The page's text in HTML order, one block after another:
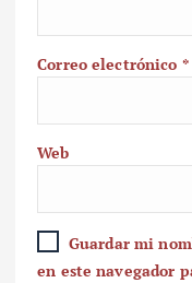
Correo electrónico *
Web
Guardar mi
en este navegador